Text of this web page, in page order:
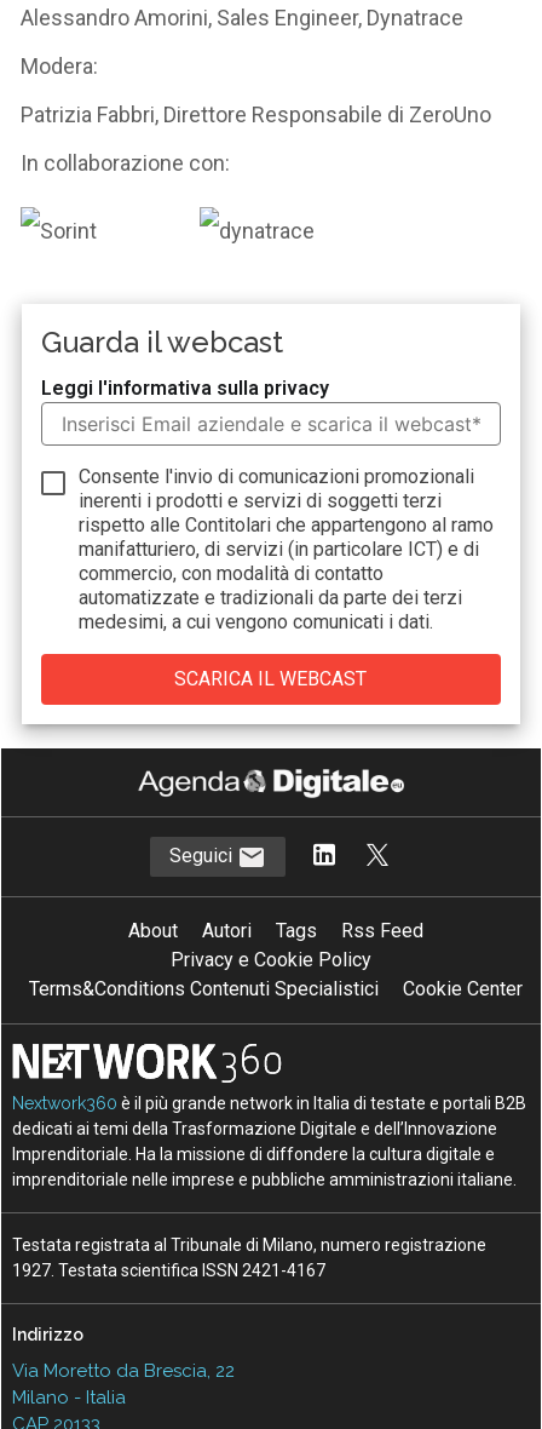
Alessandro Amorini, Sales Engineer, Dynatrace
Modera:
Patrizia Fabbri, Direttore Responsabile di ZeroUno
In collaborazione con:
Guarda il webcast
Leggi l'informativa sulla privacy
Consente l'invio di comunicazioni promozionali
inerenti i prodotti e servizi di soggetti terzi
rispetto alle Contitolari che appartengono al ramo
manifatturiero, di servizi (in particolare ICT) e di
commercio, con modalità di contatto
automatizzate e tradizionali da parte dei terzi
medesimi, a cui vengono comunicati i dati.
Seguici
About Autori Tags
Rss Feed
Privacy e Cookie Policy
Terms&Conditions Contenuti Specialistici
Cookie Center
Nextwork360 è il più grande network in Italia di testate e portali B2B
dedicati ai temi della Trasformazione Digitale e dell’Innovazione
Imprenditoriale. Ha la missione di diffondere la cultura digitale e
imprenditoriale nelle imprese e pubbliche amministrazioni italiane.
Testata registrata al Tribunale di Milano, numero registrazione
1927. Testata scientifica ISSN 2421-4167
Indirizzo
Via Moretto da Brescia, 22
Milano - Italia
CAP 20133